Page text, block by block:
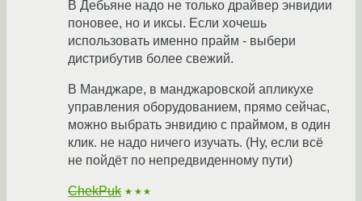
В Дебьяне надо не только драйвер энвидии
поновее, но и иксы. Если хочешь
использовать именно прайм - выбери
дистрибутив более свежий.
В Манджаре, в манджаровской апликухе
управления оборудованием, прямо сейчас,
можно выбрать энвидию с праймом, в один
клик. не надо ничего изучать. (Ну, если всё
не пойдёт по непредвиденному пути)
ChekPuk ★★★